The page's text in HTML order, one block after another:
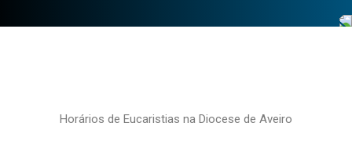
Horários de Eucaristias na Diocese de Aveiro